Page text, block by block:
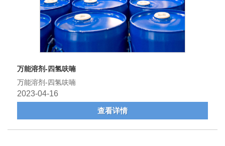
万能溶剂-四氢呋喃
万能溶剂-四氢呋喃
2023-04-16
查看详情